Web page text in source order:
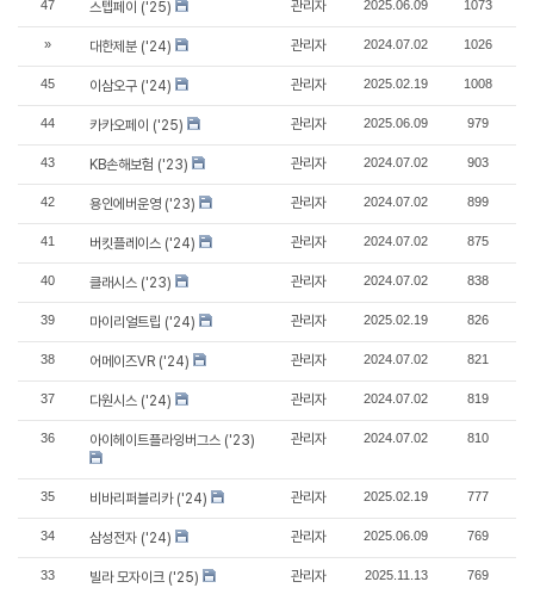
47 스텝페이 ('25) 관리자 2025.06.09 1073
» 대한제분 ('24) 관리자 2024.07.02 1026
45 이삼오구 ('24) 관리자 2025.02.19 1008
44 카카오페이 ('25) 관리자 2025.06.09 979
43 KB손해보험 ('23) 관리자 2024.07.02 903
42 용인에버운영 ('23) 관리자 2024.07.02 899
41 버킷플레이스 ('24) 관리자 2024.07.02 875
40 클래시스 ('23) 관리자 2024.07.02 838
39 마이리얼트립 ('24) 관리자 2025.02.19 826
38 어메이즈VR ('24) 관리자 2024.07.02 821
37 다원시스 ('24) 관리자 2024.07.02 819
36 아이헤이트플라잉버그스 ('23) 관리자 2024.07.02 810
35 비바리퍼블리카 ('24) 관리자 2025.02.19 777
34 삼성전자 ('24) 관리자 2025.06.09 769
33 빌라 모자이크 ('25) 관리자 2025.11.13 769